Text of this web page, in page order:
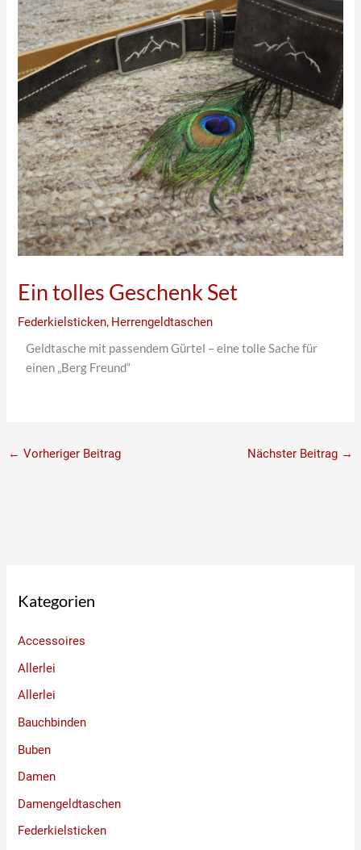
Ein tolles Geschenk Set
Federkielsticken, Herrengeldtaschen
Geldtasche mit passendem Gürtel – eine tolle Sache für
einen „Berg Freund“
← Vorheriger Beitrag Nächster Beitrag →
Kategorien
Accessoires
Allerlei
Allerlei
Bauchbinden
Buben
Damen
Damengeldtaschen
Federkielsticken